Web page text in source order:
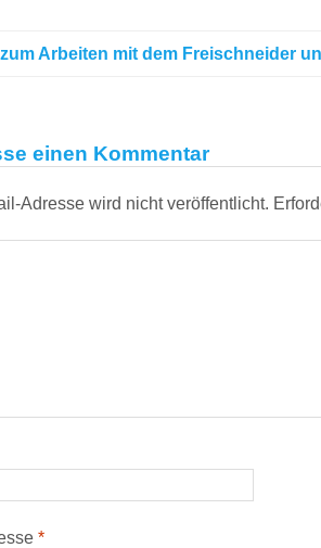
Arbeiten mit dem Freischneider
einen Kommentar
Adresse wird nicht veröffentlicht.
*